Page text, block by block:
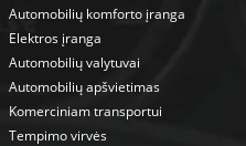
Automobilių komforto įranga
Elektros įranga
Automobilių valytuvai
Automobilių apšvietimas
Komerciniam transportui
Tempimo virvės